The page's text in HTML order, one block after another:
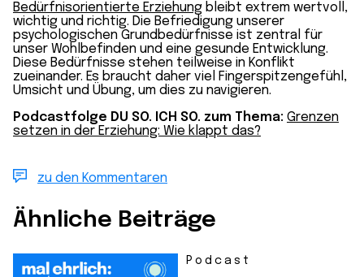
Bedürfnisorientierte Erziehung bleibt extrem wertvoll,
wichtig und richtig. Die Befriedigung unserer
psychologischen Grundbedürfnisse ist zentral für
unser Wohlbefinden und eine gesunde Entwicklung.
Diese Bedürfnisse stehen teilweise in Konflikt
zueinander. Es braucht daher viel Fingerspitzengefühl,
Umsicht und Übung, um dies zu navigieren.
Podcastfolge DU SO. ICH SO. zum Thema: Grenzen
setzen in der Erziehung: Wie klappt das?
zu den Kommentaren
Ähnliche Beiträge
Podcast